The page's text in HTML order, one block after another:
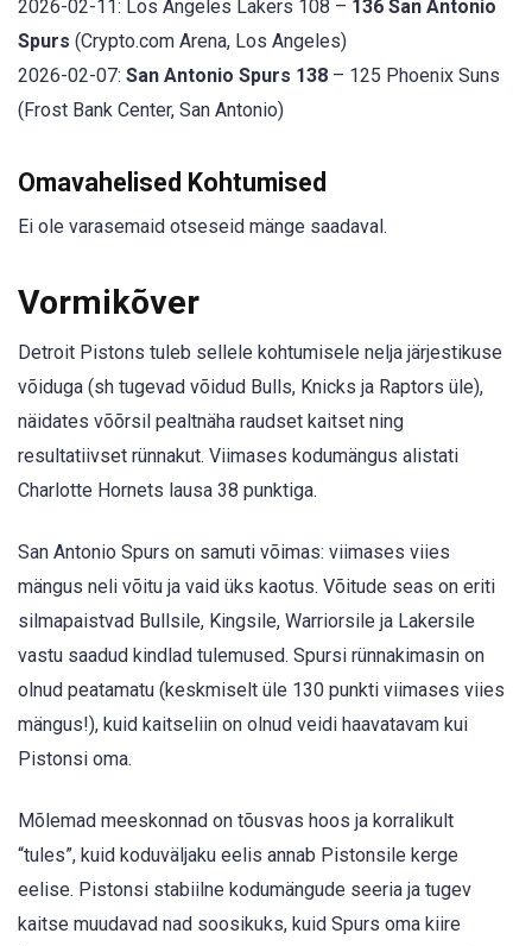
2026-02-11: Los Angeles Lakers 108 – 136 San Antonio
Spurs (Crypto.com Arena, Los Angeles)
2026-02-07: San Antonio Spurs 138 – 125 Phoenix Suns
(Frost Bank Center, San Antonio)
Omavahelised Kohtumised
Ei ole varasemaid otseseid mänge saadaval.
Vormikõver
Detroit Pistons tuleb sellele kohtumisele nelja järjestikuse
võiduga (sh tugevad võidud Bulls, Knicks ja Raptors üle),
näidates võõrsil pealtnäha raudset kaitset ning
resultatiivset rünnakut. Viimases kodumängus alistati
Charlotte Hornets lausa 38 punktiga.
San Antonio Spurs on samuti võimas: viimases viies
mängus neli võitu ja vaid üks kaotus. Võitude seas on eriti
silmapaistvad Bullsile, Kingsile, Warriorsile ja Lakersile
vastu saadud kindlad tulemused. Spursi rünnakimasin on
olnud peatamatu (keskmiselt üle 130 punkti viimases viies
mängus!), kuid kaitseliin on olnud veidi haavatavam kui
Pistonsi oma.
Mõlemad meeskonnad on tõusvas hoos ja korralikult
“tules”, kuid koduväljaku eelis annab Pistonsile kerge
eelise. Pistonsi stabiilne kodumängude seeria ja tugev
kaitse muudavad nad soosikuks, kuid Spurs oma kiire